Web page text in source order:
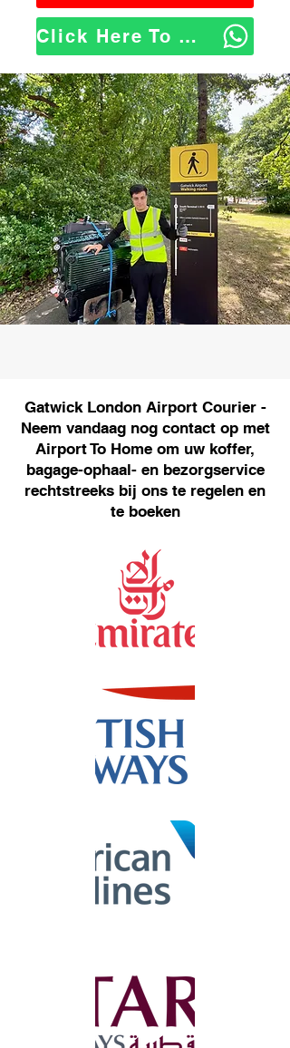
Click Here To WhatsApp Us
Gatwick London Airport Courier -
Neem vandaag nog contact op met
Airport To Home om uw koffer,
bagage-ophaal- en bezorgservice
rechtstreeks bij ons te regelen en
te boeken